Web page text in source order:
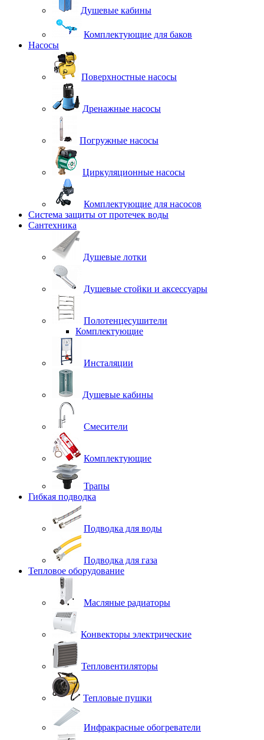
Душевые кабины
Комплектующие для баков
Насосы
Поверхностные насосы
Дренажные насосы
Погружные насосы
Циркуляционные насосы
Комплектующие для насосов
Система защиты от протечек воды
Сантехника
Душевые лотки
Душевые стойки и аксессуары
Полотенцесушители
Комплектующие
Инсталяции
Душевые кабины
Смесители
Комплектующие
Трапы
Гибкая подводка
Подводка для воды
Подводка для газа
Тепловое оборудование
Масляные радиаторы
Конвекторы электрические
Тепловентиляторы
Тепловые пушки
Инфракрасные обогреватели